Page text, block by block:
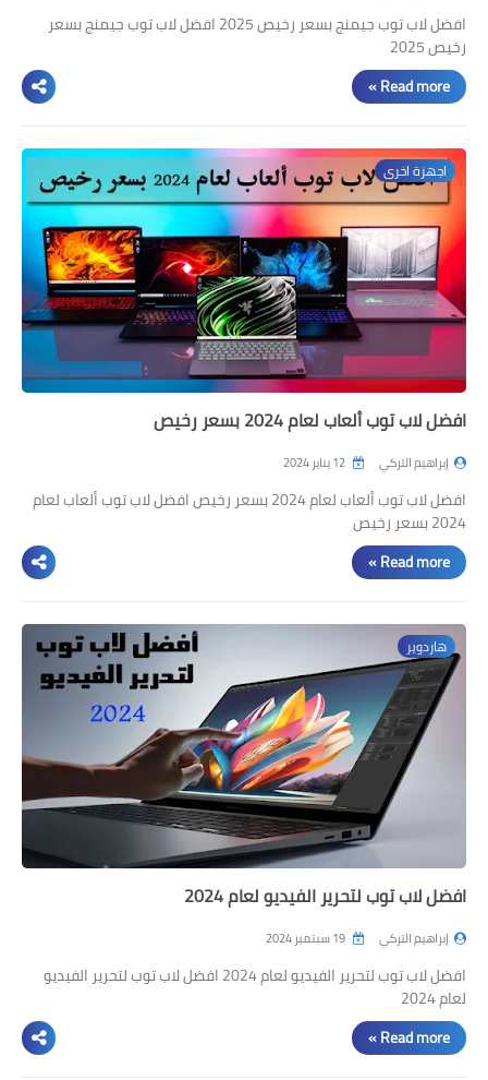
افضل لاب توب جيمنج بسعر رخيص 2025 افضل لاب توب جيمنج بسعر
رخيص 2025
Read more »
اجهزة اخرى
افضل لاب توب ألعاب لعام 2024 بسعر رخيص
إبراهيم التركي
افضل لاب توب ألعاب لعام 2024 بسعر رخيص افضل لاب توب ألعاب لعام
2024 بسعر رخيص
Read more »
هاردوير
افضل لاب توب لتحرير الفيديو لعام 2024
إبراهيم التركي
افضل لاب توب لتحرير الفيديو لعام 2024 افضل لاب توب لتحرير الفيديو
لعام 2024
Read more »